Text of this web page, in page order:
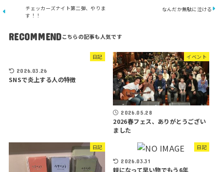
チェッカーズナイト第二弾、やりま
す！！
なんだか無駄に泣ける
RECOMMEND
日記
2026.03.26
SNSで炎上する人の特徴
イベント
2026.05.28
2026春フェス、ありがとうござい
ました
日記 日記
2026.03.31